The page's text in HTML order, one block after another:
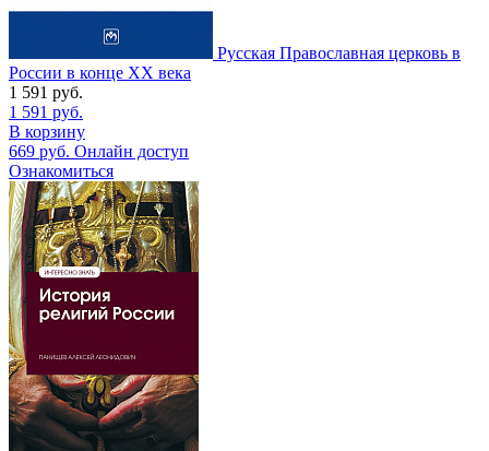
Русская Православная церковь в
России в конце ХХ века
1 591 руб.
1 591 руб.
В корзину
669 руб. Онлайн доступ
Ознакомиться